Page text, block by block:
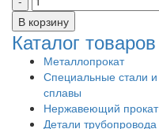
Каталог товаров
Металлопрокат
Специальные стали и
сплавы
Нержавеющий прокат
Детали трубопровода